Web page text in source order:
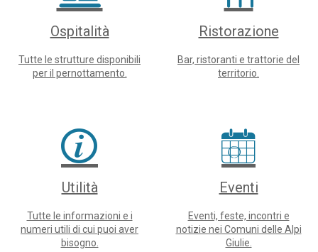
Ospitalità
Tutte le strutture disponibili
per il pernottamento.
Ristorazione
Bar, ristoranti e trattorie del
territorio.
Utilità
Tutte le informazioni e i
numeri utili di cui puoi aver
bisogno.
Eventi
Eventi, feste, incontri e
notizie nei Comuni delle Alpi
Giulie.